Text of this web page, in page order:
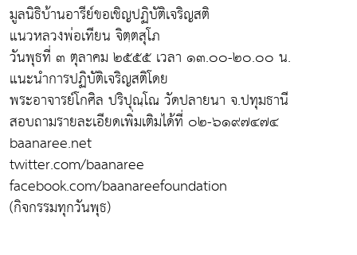
มูลนิธิบ้านอารีย์ขอเชิญปฏิบัติเจริญสติ
แนวหลวงพ่อเทียน จิตฺตสุโภ
วันพุธที่ ๓ ตุลาคม ๒๕๕๕ เวลา ๑๓.๐๐-๒๐.๐๐ น.
แนะนำการปฏิบัติเจริญสติโดย
พระอาจารย์โกศิล ปริปุณฺโณ วัดปลายนา จ.ปทุมธานี
สอบถามรายละเอียดเพิ่มเติมได้ที่ ๐๒-๖๑๙๗๔๗๔
baanaree.net
twitter.com/baanaree
facebook.com/baanareefoundation
(กิจกรรมทุกวันพุธ)